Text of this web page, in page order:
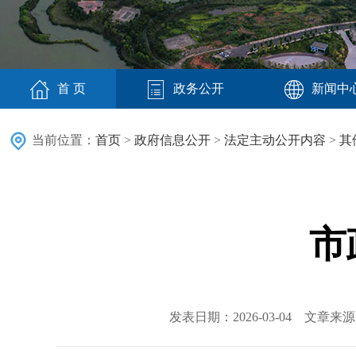
首 页 政务公开 新闻中
当前位置： 首页 > 政府信息公开 > 法定主动公开内容 > 其
市
发表日期：2026-03-04 文章来